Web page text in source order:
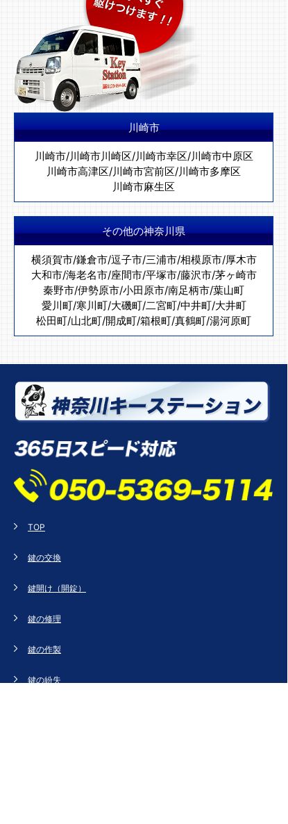
川崎市
川崎市/川崎市川崎区/川崎市幸区/川崎市中原区
川崎市高津区/川崎市宮前区/川崎市多摩区
川崎市麻生区
その他の神奈川県
横須賀市/鎌倉市/逗子市/三浦市/相模原市/厚木市
大和市/海老名市/座間市/平塚市/藤沢市/茅ヶ崎市
秦野市/伊勢原市/小田原市/南足柄市/葉山町
愛川町/寒川町/大磯町/二宮町/中井町/大井町
松田町/山北町/開成町/箱根町/真鶴町/湯河原町
TOP
鍵の交換
鍵開け（開錠）
鍵の修理
鍵の作製
鍵の紛失